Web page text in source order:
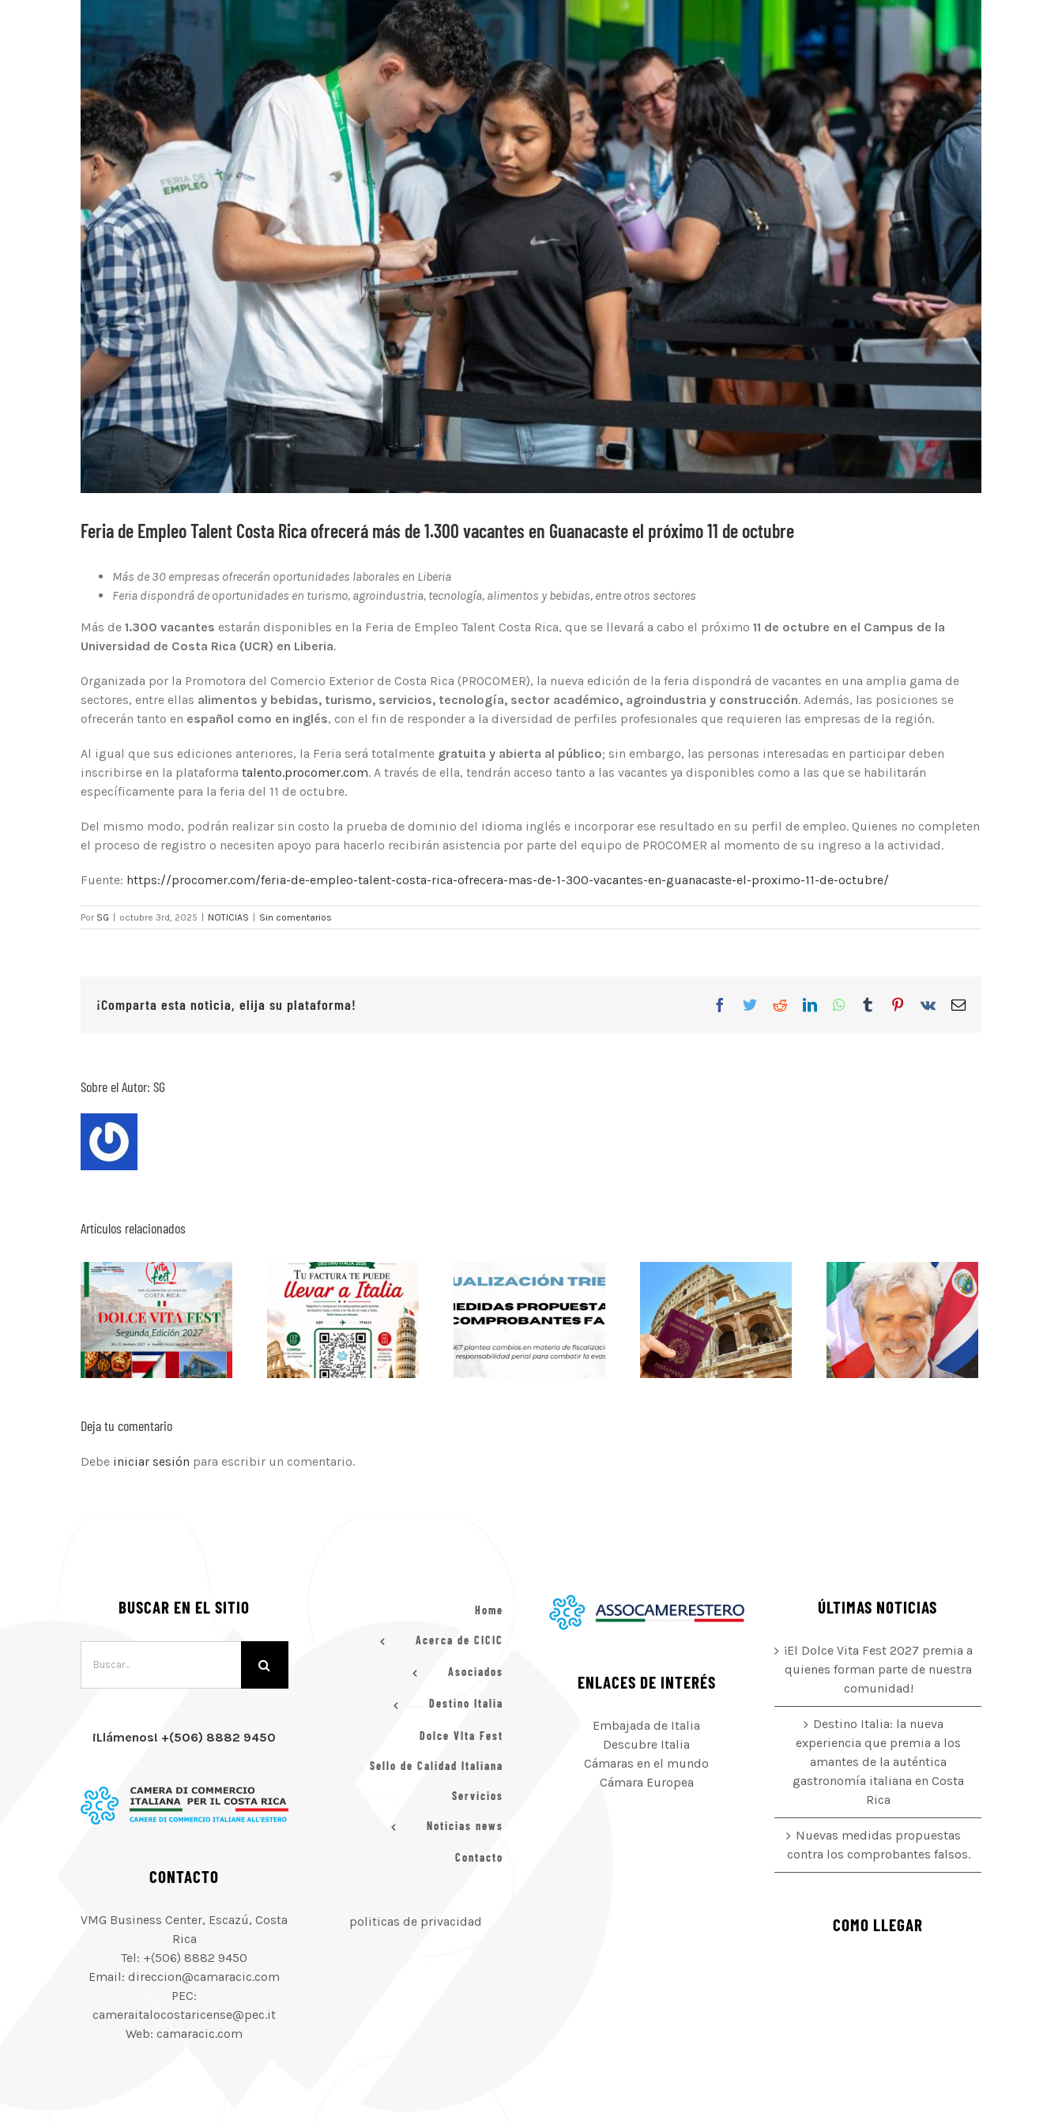
Feria de Empleo Talent Costa Rica ofrecerá más de 1.300 vacantes en Guanacaste el próximo 11 de octubre
Más de 30 empresas ofrecerán oportunidades laborales en Liberia
Feria dispondrá de oportunidades en turismo, agroindustria, tecnología, alimentos y bebidas, entre otros sectores
Más de 1.300 vacantes estarán disponibles en la Feria de Empleo Talent Costa Rica, que se llevará a cabo el próximo 11 de octubre en el Campus de la
Universidad de Costa Rica (UCR) en Liberia.
Organizada por la Promotora del Comercio Exterior de Costa Rica (PROCOMER), la nueva edición de la feria dispondrá de vacantes en una amplia gama de
sectores, entre ellas alimentos y bebidas, turismo, servicios, tecnología, sector académico, agroindustria y construcción. Además, las posiciones se
ofrecerán tanto en español como en inglés, con el fin de responder a la diversidad de perfiles profesionales que requieren las empresas de la región.
Al igual que sus ediciones anteriores, la Feria será totalmente gratuita y abierta al público; sin embargo, las personas interesadas en participar deben
inscribirse en la plataforma talento.procomer.com. A través de ella, tendrán acceso tanto a las vacantes ya disponibles como a las que se habilitarán
específicamente para la feria del 11 de octubre.
Del mismo modo, podrán realizar sin costo la prueba de dominio del idioma inglés e incorporar ese resultado en su perfil de empleo. Quienes no completen
el proceso de registro o necesiten apoyo para hacerlo recibirán asistencia por parte del equipo de PROCOMER al momento de su ingreso a la actividad.
Fuente: https://procomer.com/feria-de-empleo-talent-costa-rica-ofrecera-mas-de-1-300-vacantes-en-guanacaste-el-proximo-11-de-octubre/
Por SG octubre 3rd, 2025 NOTICIAS Sin comentarios
¡Comparta esta noticia, elija su plataforma! Facebook
TwitterRedditLinkedInWhatsApp
TumblrPinterest
Vk
Correo
Sobre el Autor: SG
Artículos relacionados
Deja tu comentario
Debe iniciar sesión para escribir un comentario.
BUSCAR EN EL SITIO
¡Llámenos! +(506) 8882 9450
CONTACTO
VMG Business Center, Escazú, Costa
Rica
Tel: +(506) 8882 9450
Email: direccion@camaracic.com
PEC:
cameraitalocostaricense@pec.it
Web: camaracic.com
Home
Acerca de CICIC
Asociados
Destino Italia
Dolce VIta Fest
Sello de Calidad Italiana
Servicios
Noticias news
Contacto
politicas de privacidad
ENLACES DE INTERÉS
Embajada de Italia
Descubre Italia
Cámaras en el mundo
Cámara Europea
ÚLTIMAS NOTICIAS
¡El Dolce Vita Fest 2027 premia a
quienes forman parte de nuestra
comunidad!
Destino Italia: la nueva
experiencia que premia a los
amantes de la auténtica
gastronomía italiana en Costa
Rica
Nuevas medidas propuestas
contra los comprobantes falsos.
COMO LLEGAR